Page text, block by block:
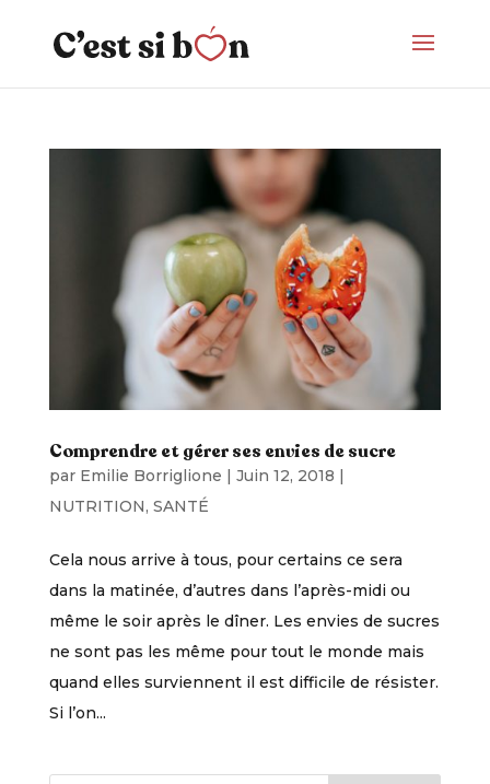
Comprendre et gérer ses envies de sucre
par Emilie Borriglione | Juin 12, 2018 |
NUTRITION, SANTÉ
Cela nous arrive à tous, pour certains ce sera
dans la matinée, d’autres dans l’après-midi ou
même le soir après le dîner. Les envies de sucres
ne sont pas les même pour tout le monde mais
quand elles surviennent il est difficile de résister.
Si l’on...